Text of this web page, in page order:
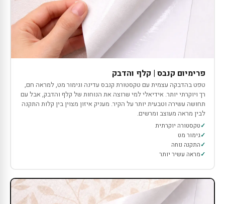
פרימיום קנבס | קלף והדבק
טפט בהדבקה עצמית עם טקסטורת קנבס עדינה וגימור מט, למראה חם,
רך ויוקרתי יותר. אידיאלי למי שרוצה את הנוחות של קלף והדבק, אבל עם
תחושה עשירה וטבעית יותר על הקיר. מעניק איזון מצוין בין קלות התקנה
לבין מראה מעוצב ומרשים.
טקסטורה יוקרתית
גימור מט
התקנה נוחה
מראה עשיר יותר